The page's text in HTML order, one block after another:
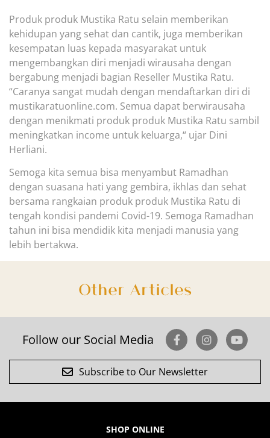
Produk produk Mustika Ratu selain memberikan
kehidupan yang sehat dan cantik, juga memberikan
kesempatan luas kepada masyarakat untuk
mengembangkan diri menjadi wirausaha dengan
bergabung menjadi bagian Reseller Mustika Ratu.
“Caranya sangat mudah dengan mendaftarkan diri di
mustikaratuonline.com. Semua dapat berwirausaha
dengan menikmati produk produk Mustika Ratu sambil
meningkatkan income untuk keluarga,“ ujar Dini
Herliani.
Semoga kita semua bisa menyambut Ramadhan
dengan suasana hati yang gembira, ikhlas dan sehat
bersama rangkaian produk produk Mustika Ratu di
tengah kondisi pandemi Covid-19. Semoga Ramadhan
tahun ini bisa mendidik kita menjadi manusia yang
lebih bertakwa.
Other Articles
Follow our Social Media
Subscribe to Our Newsletter
SHOP ONLINE